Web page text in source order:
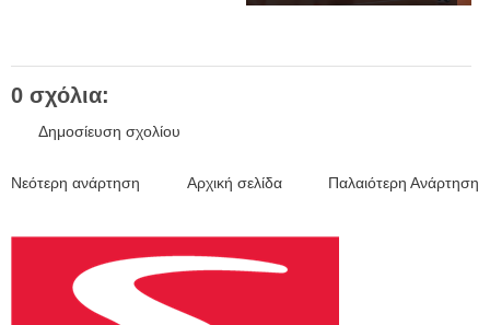
0 σχόλια:
Δημοσίευση σχολίου
Νεότερη ανάρτηση Παλαιότερη Ανάρτηση
Αρχική σελίδα